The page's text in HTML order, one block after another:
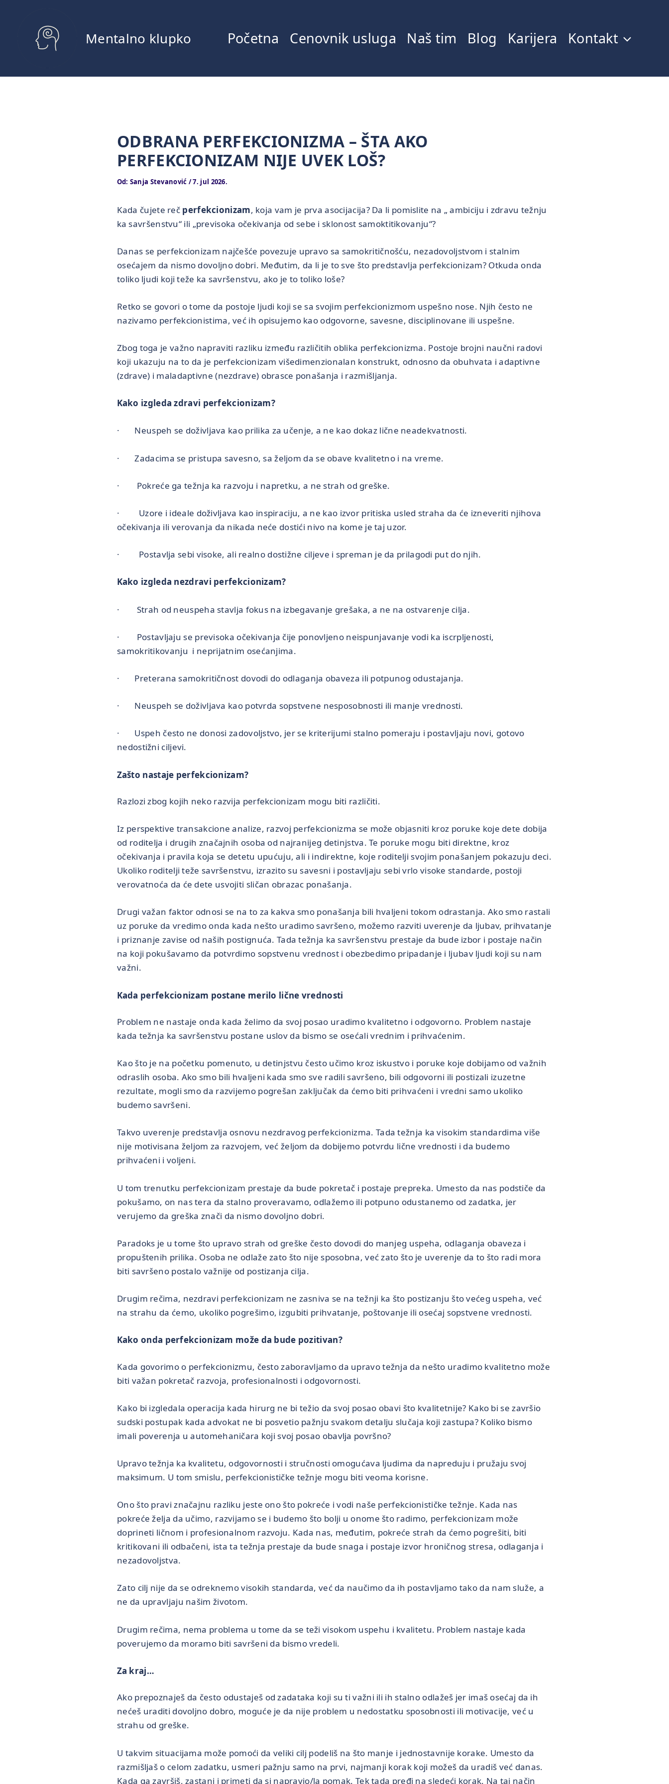
Mentalno klupko Početna Cenovnik usluga Naš tim Blog Karijera Kontakt
ODBRANA PERFEKCIONIZMA – ŠTA AKO
PERFEKCIONIZAM NIJE UVEK LOŠ?
Od: Sanja Stevanović /7. jul 2026.
Kada čujete reč perfekcionizam, koja vam je prva asocijacija? Da li pomislite na „ ambiciju i zdravu težnju
ka savršenstvu“ ili „previsoka očekivanja od sebe i sklonost samoktitikovanju“?
Danas se perfekcionizam najčešće povezuje upravo sa samokritičnošću, nezadovoljstvom i stalnim
osećajem da nismo dovoljno dobri. Međutim, da li je to sve što predstavlja perfekcionizam? Otkuda onda
toliko ljudi koji teže ka savršenstvu, ako je to toliko loše?
Retko se govori o tome da postoje ljudi koji se sa svojim perfekcionizmom uspešno nose. Njih često ne
nazivamo perfekcionistima, već ih opisujemo kao odgovorne, savesne, disciplinovane ili uspešne.
Zbog toga je važno napraviti razliku između različitih oblika perfekcionizma. Postoje brojni naučni radovi
koji ukazuju na to da je perfekcionizam višedimenzionalan konstrukt, odnosno da obuhvata i adaptivne
(zdrave) i maladaptivne (nezdrave) obrasce ponašanja i razmišljanja.
Kako izgleda zdravi perfekcionizam?
· Neuspeh se doživljava kao prilika za učenje, a ne kao dokaz lične neadekvatnosti.
· Zadacima se pristupa savesno, sa željom da se obave kvalitetno i na vreme.
· Pokreće ga težnja ka razvoju i napretku, a ne strah od greške.
· Uzore i ideale doživljava kao inspiraciju, a ne kao izvor pritiska usled straha da će izneveriti njihova
očekivanja ili verovanja da nikada neće dostići nivo na kome je taj uzor.
· Postavlja sebi visoke, ali realno dostižne ciljeve i spreman je da prilagodi put do njih.
Kako izgleda nezdravi perfekcionizam?
· Strah od neuspeha stavlja fokus na izbegavanje grešaka, a ne na ostvarenje cilja.
· Postavljaju se previsoka očekivanja čije ponovljeno neispunjavanje vodi ka iscrpljenosti,
samokritikovanju i neprijatnim osećanjima.
· Preterana samokritičnost dovodi do odlaganja obaveza ili potpunog odustajanja.
· Neuspeh se doživljava kao potvrda sopstvene nesposobnosti ili manje vrednosti.
· Uspeh često ne donosi zadovoljstvo, jer se kriterijumi stalno pomeraju i postavljaju novi, gotovo
nedostižni ciljevi.
Zašto nastaje perfekcionizam?
Razlozi zbog kojih neko razvija perfekcionizam mogu biti različiti.
Iz perspektive transakcione analize, razvoj perfekcionizma se može objasniti kroz poruke koje dete dobija
od roditelja i drugih značajnih osoba od najranijeg detinjstva. Te poruke mogu biti direktne, kroz
očekivanja i pravila koja se detetu upućuju, ali i indirektne, koje roditelji svojim ponašanjem pokazuju deci.
Ukoliko roditelji teže savršenstvu, izrazito su savesni i postavljaju sebi vrlo visoke standarde, postoji
verovatnoća da će dete usvojiti sličan obrazac ponašanja.
Drugi važan faktor odnosi se na to za kakva smo ponašanja bili hvaljeni tokom odrastanja. Ako smo rastali
uz poruke da vredimo onda kada nešto uradimo savršeno, možemo razviti uverenje da ljubav, prihvatanje
i priznanje zavise od naših postignuća. Tada težnja ka savršenstvu prestaje da bude izbor i postaje način
na koji pokušavamo da potvrdimo sopstvenu vrednost i obezbedimo pripadanje i ljubav ljudi koji su nam
važni.
Kada perfekcionizam postane merilo lične vrednosti
Problem ne nastaje onda kada želimo da svoj posao uradimo kvalitetno i odgovorno. Problem nastaje
kada težnja ka savršenstvu postane uslov da bismo se osećali vrednim i prihvaćenim.
Kao što je na početku pomenuto, u detinjstvu često učimo kroz iskustvo i poruke koje dobijamo od važnih
odraslih osoba. Ako smo bili hvaljeni kada smo sve radili savršeno, bili odgovorni ili postizali izuzetne
rezultate, mogli smo da razvijemo pogrešan zaključak da ćemo biti prihvaćeni i vredni samo ukoliko
budemo savršeni.
Takvo uverenje predstavlja osnovu nezdravog perfekcionizma. Tada težnja ka visokim standardima više
nije motivisana željom za razvojem, već željom da dobijemo potvrdu lične vrednosti i da budemo
prihvaćeni i voljeni.
U tom trenutku perfekcionizam prestaje da bude pokretač i postaje prepreka. Umesto da nas podstiče da
pokušamo, on nas tera da stalno proveravamo, odlažemo ili potpuno odustanemo od zadatka, jer
verujemo da greška znači da nismo dovoljno dobri.
Paradoks je u tome što upravo strah od greške često dovodi do manjeg uspeha, odlaganja obaveza i
propuštenih prilika. Osoba ne odlaže zato što nije sposobna, već zato što je uverenje da to što radi mora
biti savršeno postalo važnije od postizanja cilja.
Drugim rečima, nezdravi perfekcionizam ne zasniva se na težnji ka što postizanju što većeg uspeha, već
na strahu da ćemo, ukoliko pogrešimo, izgubiti prihvatanje, poštovanje ili osećaj sopstvene vrednosti.
Kako onda perfekcionizam može da bude pozitivan?
Kada govorimo o perfekcionizmu, često zaboravljamo da upravo težnja da nešto uradimo kvalitetno može
biti važan pokretač razvoja, profesionalnosti i odgovornosti.
Kako bi izgledala operacija kada hirurg ne bi težio da svoj posao obavi što kvalitetnije? Kako bi se završio
sudski postupak kada advokat ne bi posvetio pažnju svakom detalju slučaja koji zastupa? Koliko bismo
imali poverenja u automehaničara koji svoj posao obavlja površno?
Upravo težnja ka kvalitetu, odgovornosti i stručnosti omogućava ljudima da napreduju i pružaju svoj
maksimum. U tom smislu, perfekcionističke težnje mogu biti veoma korisne.
Ono što pravi značajnu razliku jeste ono što pokreće i vodi naše perfekcionističke težnje. Kada nas
pokreće želja da učimo, razvijamo se i budemo što bolji u onome što radimo, perfekcionizam može
doprineti ličnom i profesionalnom razvoju. Kada nas, međutim, pokreće strah da ćemo pogrešiti, biti
kritikovani ili odbačeni, ista ta težnja prestaje da bude snaga i postaje izvor hroničnog stresa, odlaganja i
nezadovoljstva.
Zato cilj nije da se odreknemo visokih standarda, već da naučimo da ih postavljamo tako da nam služe, a
ne da upravljaju našim životom.
Drugim rečima, nema problema u tome da se teži visokom uspehu i kvalitetu. Problem nastaje kada
poverujemo da moramo biti savršeni da bismo vredeli.
Za kraj…
Ako prepoznaješ da često odustaješ od zadataka koji su ti važni ili ih stalno odlažeš jer imaš osećaj da ih
nećeš uraditi dovoljno dobro, moguće je da nije problem u nedostatku sposobnosti ili motivacije, već u
strahu od greške.
U takvim situacijama može pomoći da veliki cilj podeliš na što manje i jednostavnije korake. Umesto da
razmišljaš o celom zadatku, usmeri pažnju samo na prvi, najmanji korak koji možeš da uradiš već danas.
Kada ga završiš, zastani i primeti da si napravio/la pomak. Tek tada pređi na sledeći korak. Na taj način